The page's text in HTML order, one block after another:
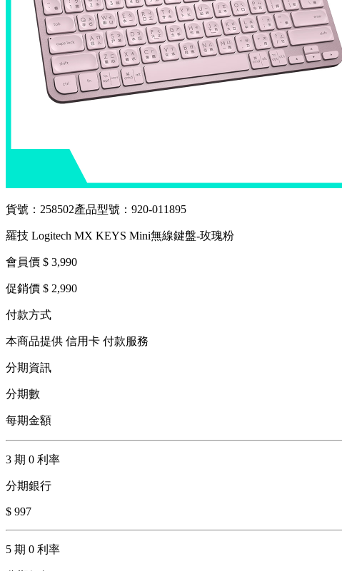
貨號：258502產品型號：920-011895
羅技 Logitech MX KEYS Mini無線鍵盤-玫瑰粉
會員價 $ 3,990
促銷價 $ 2,990
付款方式
本商品提供 信用卡 付款服務
分期資訊
分期數
每期金額
3 期 0 利率
分期銀行
$ 997
5 期 0 利率